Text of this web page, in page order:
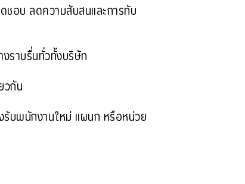
ชอบ ลดความสับสนและการทับ
ราบรื่นทั่วทั้งบริษัท
กัน
รับพนักงานใหม่ แผนก หรือหน่วย